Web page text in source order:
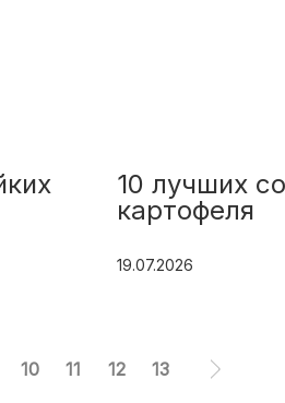
10 лучших
картофеля
19.07.2026
10 11 12 13